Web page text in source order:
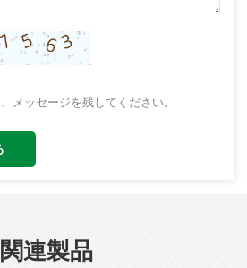
メッセージを残してください。
関連製品